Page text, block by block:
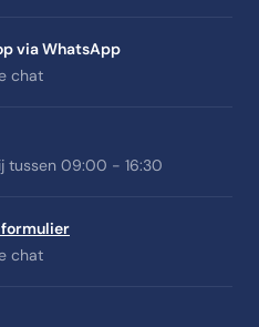
via WhatsApp
chat
tussen 09:00 - 16:30
formulier
chat